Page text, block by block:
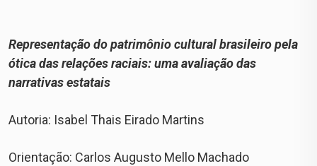
Representação do patrimônio cultural brasileiro pela
ótica das relações raciais: uma avaliação das
narrativas estatais
Autoria: Isabel Thais Eirado Martins
Orientação: Carlos Augusto Mello Machado